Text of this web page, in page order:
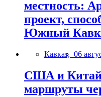
местность:
проект,
Южный
Кавказ, 06
США и Китай
маршруты